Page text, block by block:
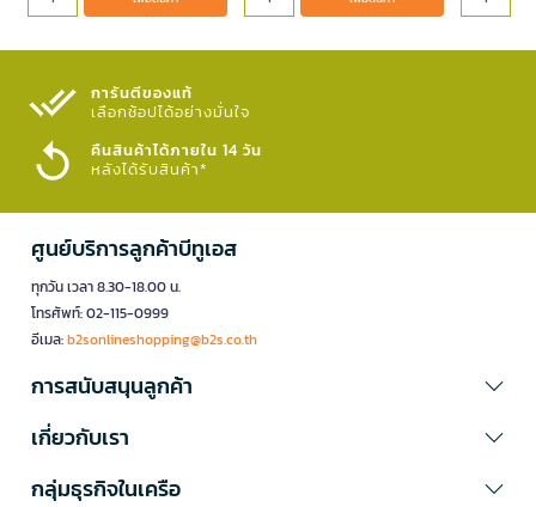
การันตีของแท้
เลือกช้อปได้อย่างมั่นใจ​
คืนสินค้าได้ภายใน 14 วัน
หลังได้รับสินค้า*
ศูนย์บริการลูกค้าบีทูเอส
ทุกวัน เวลา 8.30-18.00 น.
โทรศัพท์: 02-115-0999
อีเมล:b2sonlineshopping@b2s.co.th
การสนับสนุนลูกค้า
เกี่ยวกับเรา
กลุ่มธุรกิจในเครือ